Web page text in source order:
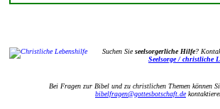
Suchen Sieseelsorgerliche Hilfe?
Seelsorge / christliche
Bei Fragen zur Bibel und zu christlichen Themen können
bibelfragen@gottesbotschaft.de